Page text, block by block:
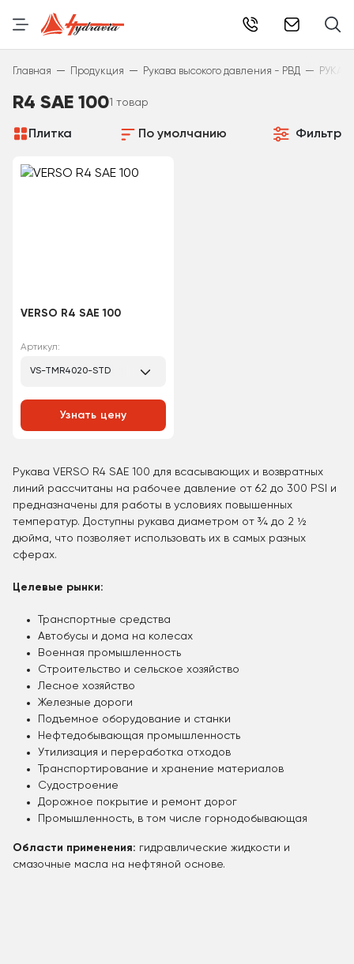
Главная — Продукция — Рукава высокого давления - РВД —
R4 SAE 1001 товар
Плитка По умолчанию Фильтр
VERSO R4 SAE 100
Артикул:
VS-TMR4020-STD
Узнать цену
Рукава VERSO R4 SAE 100 для всасывающих и возвратных
линий рассчитаны на рабочее давление от 62 до 300 PSI и
предназначены для работы в условиях повышенных
температур. Доступны рукава диаметром от ¾ до 2 ½
дюйма, что позволяет использовать их в самых разных
сферах.
Целевые рынки:
Транспортные средства
Автобусы и дома на колесах
Военная промышленность
Строительство и сельское хозяйство
Лесное хозяйство
Железные дороги
Подъемное оборудование и станки
Нефтедобывающая промышленность
Утилизация и переработка отходов
Транспортирование и хранение материалов
Судостроение
Дорожное покрытие и ремонт дорог
Промышленность, в том числе горнодобывающая
Области применения: гидравлические жидкости и
смазочные масла на нефтяной основе.